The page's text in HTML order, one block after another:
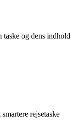
taske og dens indhold
rejsetaske